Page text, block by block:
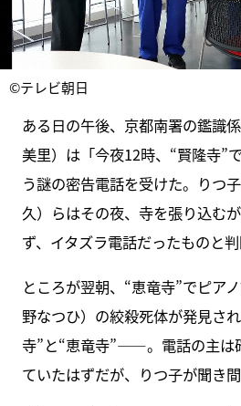
©テレビ朝日
ある日の午後、京都南署の鑑識
美里）は「今夜12時、“賢隆寺”
う謎の密告電話を受けた。りつ
久）らはその夜、寺を張り込む
ず、イタズラ電話だったものと判
ところが翌朝、“恵竜寺”でピア
野なつひ）の絞殺死体が発見
寺”と“恵竜寺”――。電話の主は
ていたはずだが、りつ子が聞き